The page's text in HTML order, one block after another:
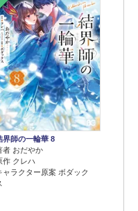
界師の一輪華 8
者 おだやか
作 クレハ
ャラクター原案 ボダック